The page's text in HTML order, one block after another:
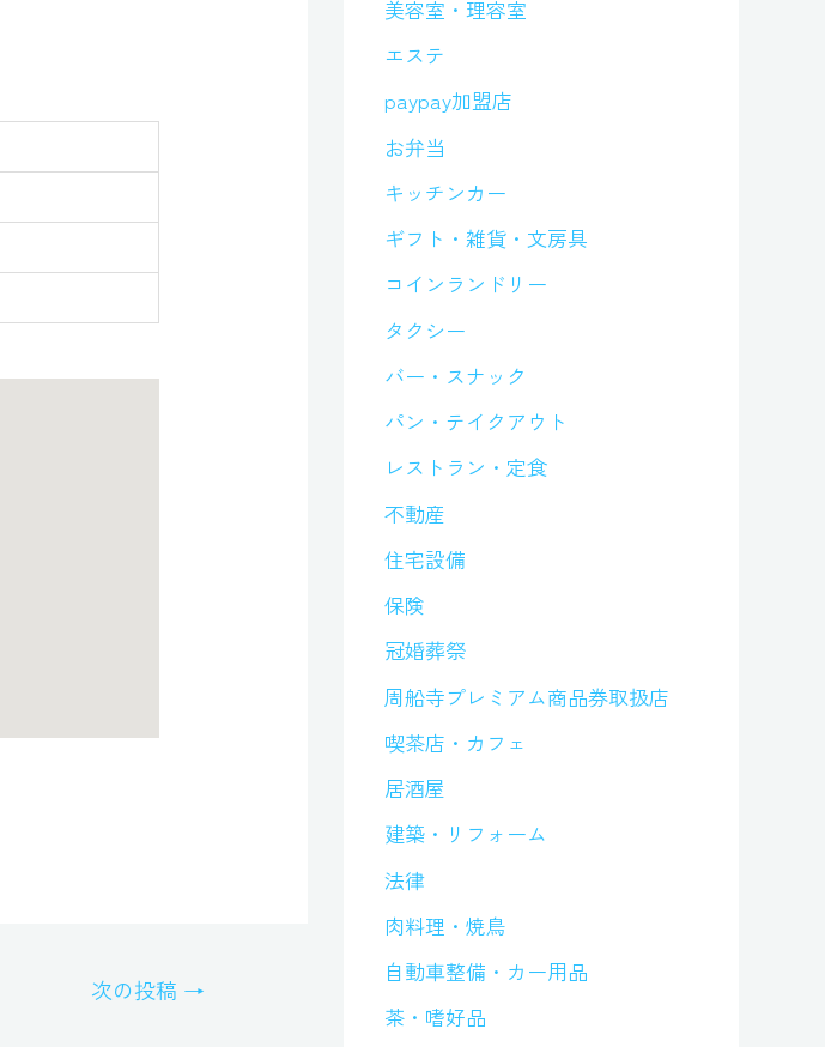
次の投稿 →
美容室・理容室
エステ
paypay加盟店
お弁当
キッチンカー
ギフト・雑貨・文房具
コインランドリー
タクシー
バー・スナック
パン・テイクアウト
レストラン・定食
不動産
住宅設備
保険
冠婚葬祭
周船寺プレミアム商品券取扱店
喫茶店・カフェ
居酒屋
建築・リフォーム
法律
肉料理・焼鳥
自動車整備・カー用品
茶・嗜好品